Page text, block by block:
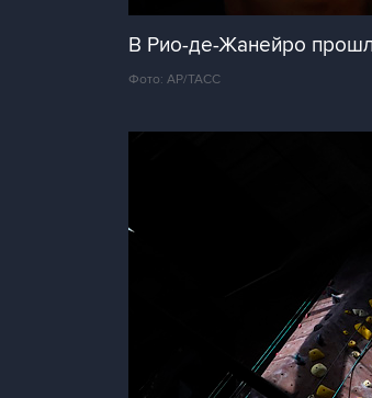
В Рио-де-Жанейро
Фото: AP/ТАСС